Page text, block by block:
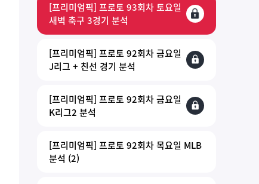
[프리미엄픽] 프로토 93회차 토요일
새벽 축구 3경기 분석
[프리미엄픽] 프로토 92회차 금요일
J리그 + 친선 경기 분석
[프리미엄픽] 프로토 92회차 금요일
K리그2 분석
[프리미엄픽] 프로토 92회차 목요일 MLB
분석 (2)